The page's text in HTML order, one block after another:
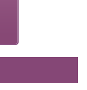
た和定食